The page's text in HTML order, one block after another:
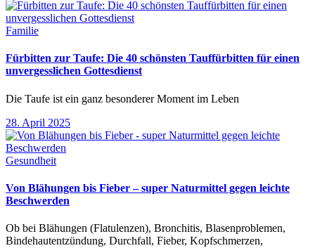
Familie
Fürbitten zur Taufe: Die 40 schönsten Tauffürbitten für einen
unvergesslichen Gottesdienst
Die Taufe ist ein ganz besonderer Moment im Leben
28. April 2025
Gesundheit
Von Blähungen bis Fieber – super Naturmittel gegen leichte
Beschwerden
Ob bei Blähungen (Flatulenzen), Bronchitis, Blasenproblemen,
Bindehautentzündung, Durchfall, Fieber, Kopfschmerzen,